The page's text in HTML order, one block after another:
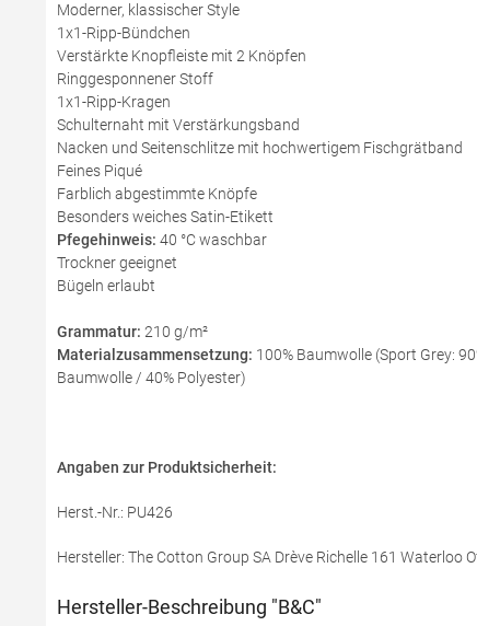
Moderner, klassischer Style
1x1-Ripp-Bündchen
Verstärkte Knopfleiste mit 2 Knöpfen
Ringgesponnener Stoff
1x1-Ripp-Kragen
Schulternaht mit Verstärkungsband
Nacken und Seitenschlitze mit hochwertigem Fischgrätband
Feines Piqué
Farblich abgestimmte Knöpfe
Besonders weiches Satin-Etikett
Pfegehinweis: 40 °C waschbar
Trockner geeignet
Bügeln erlaubt
Grammatur: 210 g/m²
Materialzusammensetzung: 100% Baumwolle (Sport Grey:
Baumwolle / 40% Polyester)
Angaben zur Produktsicherheit:
Herst.-Nr.: PU426
Hersteller: The Cotton Group SA Drève Richelle 161 Waterloo
Hersteller-Beschreibung "B&C"